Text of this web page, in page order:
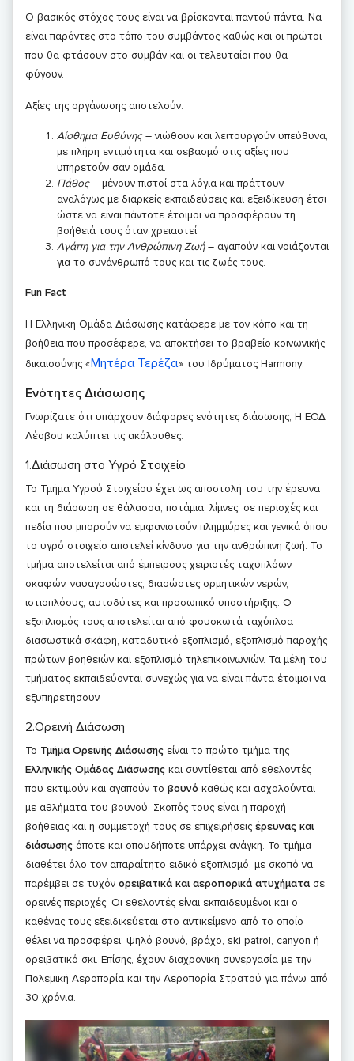
Ο βασικός στόχος τους είναι να βρίσκονται παντού πάντα. Να
είναι παρόντες στο τόπο του συμβάντος καθώς και οι πρώτοι
που θα φτάσουν στο συμβάν και οι τελευταίοι που θα
φύγουν.
Αξίες της οργάνωσης αποτελούν:
Αίσθημα Ευθύνης– νιώθουν και λειτουργούν υπεύθυνα,
με πλήρη εντιμότητα και σεβασμό στις αξίες που
υπηρετούν σαν ομάδα.
Πάθος– μένουν πιστοί στα λόγια και πράττουν
αναλόγως με διαρκείς εκπαιδεύσεις και εξειδίκευση έτσι
ώστε να είναι πάντοτε έτοιμοι να προσφέρουν τη
βοήθειά τους όταν χρειαστεί.
Αγάπη για την Ανθρώπινη Ζωή– αγαπούν και νοιάζονται
για το συνάνθρωπό τους και τις ζωές τους.
Fun Fact
Η Ελληνική Ομάδα Διάσωσης κατάφερε με τον κόπο και τη
βοήθεια που προσέφερε, να αποκτήσει το βραβείο κοινωνικής
δικαιοσύνης «Μητέρα Τερέζα» του Ιδρύματος Harmony.
Ενότητες Διάσωσης
Γνωρίζατε ότι υπάρχουν διάφορες ενότητες διάσωσης; Η ΕΟΔ
Λέσβου καλύπτει τις ακόλουθες:
1.Διάσωση στο Υγρό Στοιχείο
Το Τμήμα Υγρού Στοιχείου έχει ως αποστολή του την έρευνα
και τη διάσωση σε θάλασσα, ποτάμια, λίμνες, σε περιοχές και
πεδία που μπορούν να εμφανιστούν πλημμύρες και γενικά όπου
το υγρό στοιχείο αποτελεί κίνδυνο για την ανθρώπινη ζωή. Το
τμήμα αποτελείται από έμπειρους χειριστές ταχυπλόων
σκαφών, ναυαγοσώστες, διασώστες ορμητικών νερών,
ιστιοπλόους, αυτοδύτες και προσωπικό υποστήριξης. Ο
εξοπλισμός τους αποτελείται από φουσκωτά ταχύπλοα
διασωστικά σκάφη, καταδυτικό εξοπλισμό, εξοπλισμό παροχής
πρώτων βοηθειών και εξοπλισμό τηλεπικοινωνιών. Τα μέλη του
τμήματος εκπαιδεύονται συνεχώς για να είναι πάντα έτοιμοι να
εξυπηρετήσουν.
2.Ορεινή Διάσωση
Το Τμήμα Ορεινής Διάσωσης είναι το πρώτο τμήμα της
Ελληνικής Ομάδας Διάσωσης και συντίθεται από εθελοντές
που εκτιμούν και αγαπούν το βουνό καθώς και ασχολούνται
με αθλήματα του βουνού. Σκοπός τους είναι η παροχή
βοήθειας και η συμμετοχή τους σε επιχειρήσεις έρευνας και
διάσωσης όποτε και οπουδήποτε υπάρχει ανάγκη. Το τμήμα
διαθέτει όλο τον απαραίτητο ειδικό εξοπλισμό, με σκοπό να
παρέμβει σε τυχόν ορειβατικά και αεροπορικά ατυχήματα σε
ορεινές περιοχές. Οι εθελοντές είναι εκπαιδευμένοι και ο
καθένας τους εξειδικεύεται στο αντικείμενο από το οποίο
θέλει να προσφέρει: ψηλό βουνό, βράχο, ski patrol, canyon ή
ορειβατικό σκι. Επίσης, έχουν διαχρονική συνεργασία με την
Πολεμική Αεροπορία και την Αεροπορία Στρατού για πάνω από
30 χρόνια.